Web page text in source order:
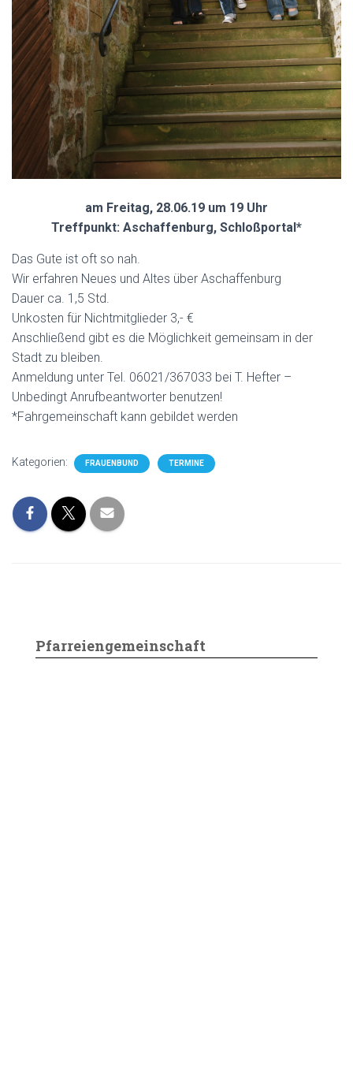
am Freitag, 28.06.19 um 19 Uhr
Treffpunkt: Aschaffenburg, Schloßportal*
Das Gute ist oft so nah.
Wir erfahren Neues und Altes über Aschaffenburg
Dauer ca. 1,5 Std.
Unkosten für Nichtmitglieder 3,- €
Anschließend gibt es die Möglichkeit gemeinsam in der
Stadt zu bleiben.
Anmeldung unter Tel. 06021/367033 bei T. Hefter –
Unbedingt Anrufbeantworter benutzen!
*Fahrgemeinschaft kann gebildet werden
Kategorien: FRAUENBUND TERMINE
Pfarreiengemeinschaft